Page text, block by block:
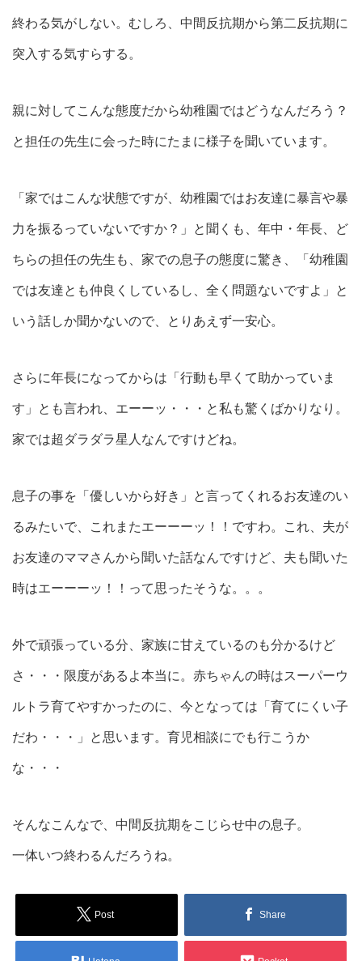
終わる気がしない。むしろ、中間反抗期から第二反抗期に
突入する気すらする。
親に対してこんな態度だから幼稚園ではどうなんだろう？
と担任の先生に会った時にたまに様子を聞いています。
「家ではこんな状態ですが、幼稚園ではお友達に暴言や暴
力を振るっていないですか？」と聞くも、年中・年長、ど
ちらの担任の先生も、家での息子の態度に驚き、「幼稚園
では友達とも仲良くしているし、全く問題ないですよ」と
いう話しか聞かないので、とりあえず一安心。
さらに年長になってからは「行動も早くて助かっていま
す」とも言われ、エーーッ・・・と私も驚くばかりなり。
家では超ダラダラ星人なんですけどね。
息子の事を「優しいから好き」と言ってくれるお友達のい
るみたいで、これまたエーーーッ！！ですわ。これ、夫が
お友達のママさんから聞いた話なんですけど、夫も聞いた
時はエーーーッ！！って思ったそうな。。。
外で頑張っている分、家族に甘えているのも分かるけど
さ・・・限度があるよ本当に。赤ちゃんの時はスーパーウ
ルトラ育てやすかったのに、今となっては「育てにくい子
だわ・・・」と思います。育児相談にでも行こうか
な・・・
そんなこんなで、中間反抗期をこじらせ中の息子。
一体いつ終わるんだろうね。
Post Share